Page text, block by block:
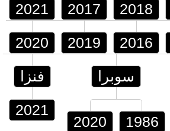
2021 2017 2018
2020 2019 2016
فنزا
2021
سوبرا
2020 1986